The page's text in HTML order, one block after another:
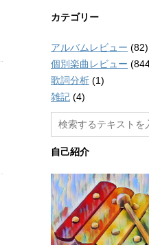
カテゴリー
アルバムレビュー (82)
個別楽曲レビュー
歌詞分析 (1)
雑記 (4)
自己紹介